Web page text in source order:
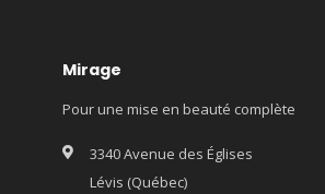
Mirage
Pour une mise en beauté complète
3340 Avenue des Églises
Lévis (Québec)